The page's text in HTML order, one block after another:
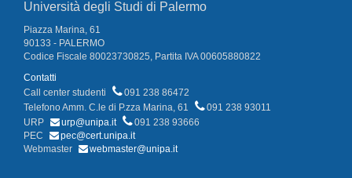
Università degli Studi di Palermo
Piazza Marina, 61
90133 - PALERMO
Codice Fiscale 80023730825, Partita IVA 00605880822
Contatti
Call center studenti
091 238 86472
Telefono Amm. C.le di P.zza Marina, 61
091 238 93011
URP
urp@unipa.it
091 238 93666
PEC
pec@cert.unipa.it
Webmaster
webmaster@unipa.it